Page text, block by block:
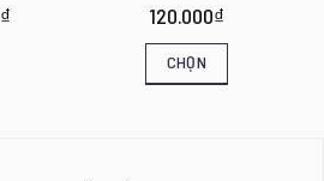
₫
120.000₫
CHỌN